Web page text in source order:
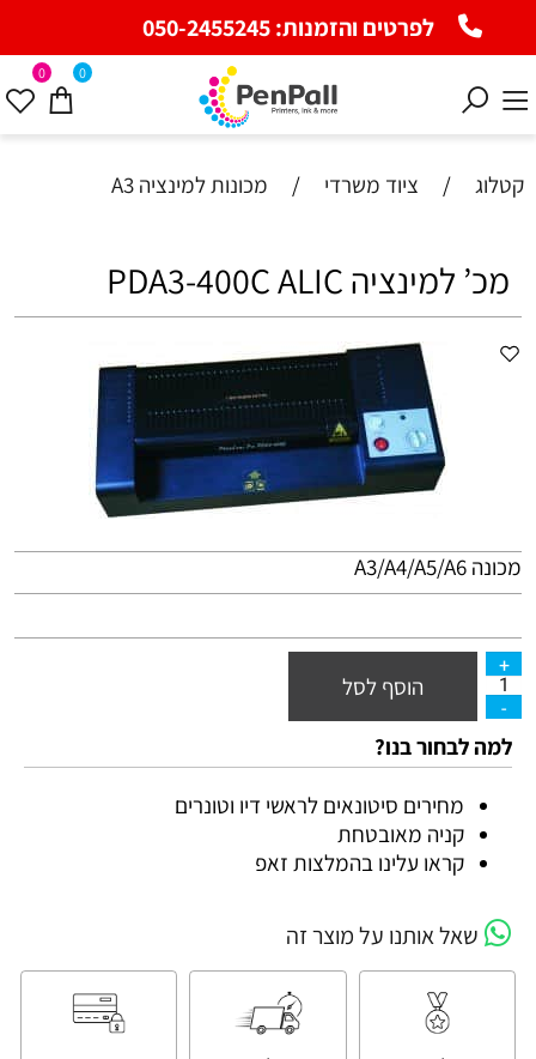
לפרטים והזמנות:050-2455245
0 0
קטלוג / ציוד משרדי / מכונות למינציה A3
מכ’ למינציה PDA3-400C ALIC
מכונה A3/A4/A5/A6
הוסף לסל
למה לבחור בנו?
מחירים סיטונאים לראשי דיו וטונרים
קניה מאובטחת
קראו עלינו בהמלצות זאפ
שאל אותנו על מוצר זה